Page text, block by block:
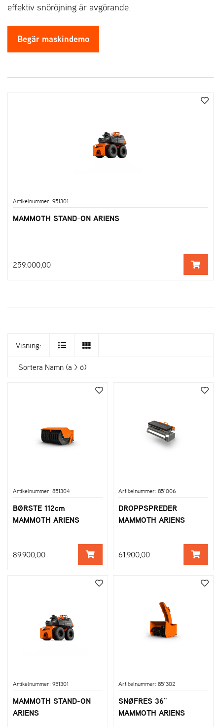
effektiv snöröjning är avgörande.
Begär maskindemo
Artikelnummer: 951301
MAMMOTH STAND-ON ARIENS
259.000,00
Visning:
Sortera Namn (a > ö)
Artikelnummer: 851304
BØRSTE 112cm
MAMMOTH ARIENS
89.900,00
Artikelnummer: 851006
DROPPSPREDER
MAMMOTH ARIENS
61.900,00
Artikelnummer: 951301
MAMMOTH STAND-ON
ARIENS
Artikelnummer: 851302
SNØFRES 36"
MAMMOTH ARIENS